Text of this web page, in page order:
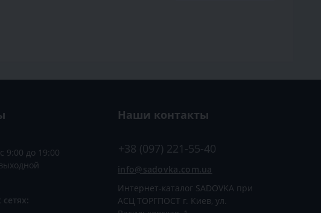
9:00 до 19:00
Наши контакты
+38 (097) 221-55-40
info@sadovka.com.ua
Интернет-каталог SADOVKA при
АСЦ ТОРГПОСТ г. Киев, ул.